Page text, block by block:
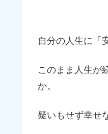
自分の人生に「
このまま人生が
か。
疑いもせず幸せ